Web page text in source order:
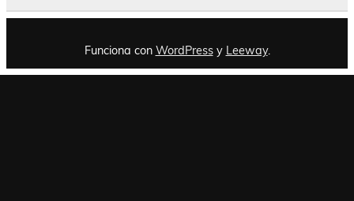
Funciona con WordPressy Leeway.